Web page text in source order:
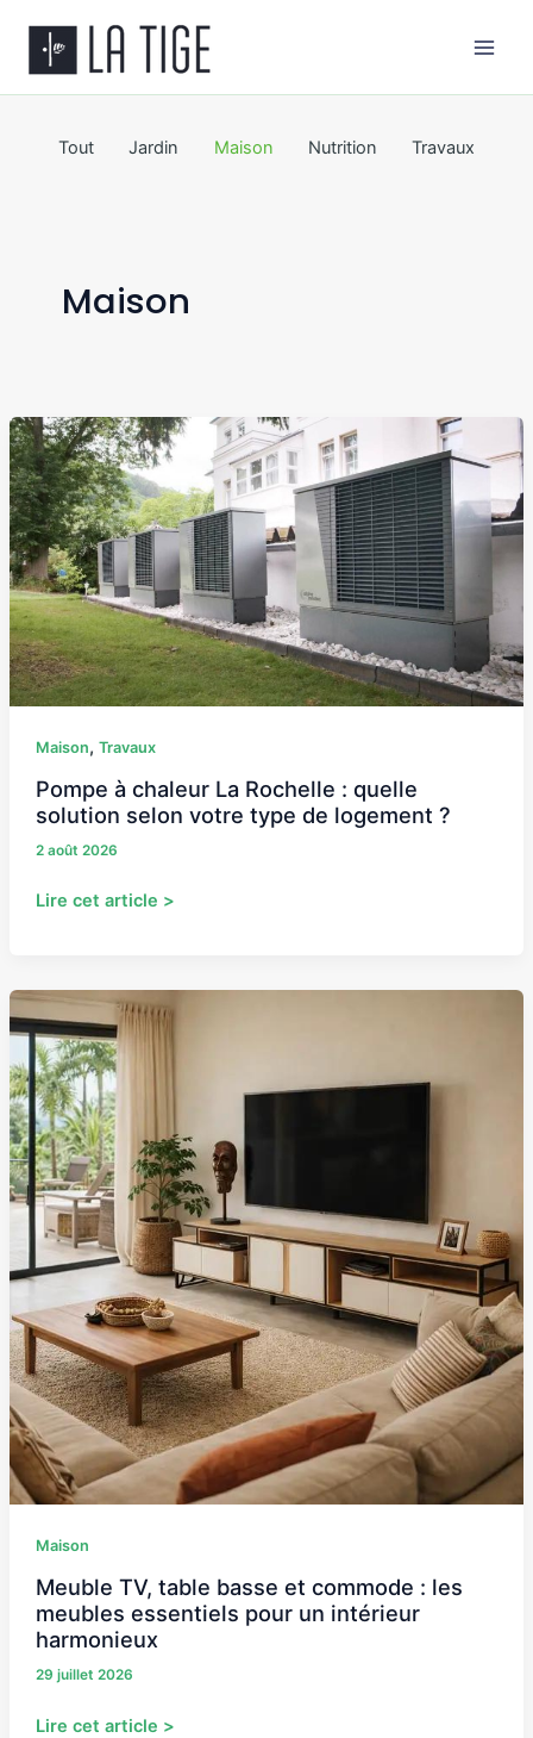
contenu
Tout Jardin Maison Nutrition Travaux
Maison
Maison, Travaux
Pompe à chaleur La Rochelle : quelle
solution selon votre type de logement ?
2 août 2026
Pompe
à
chaleur
La
Rochelle
:
quelle
solution
selon
votre
de
?
Lire cet article >
Maison
Meuble TV, table basse et commode : les
meubles essentiels pour un intérieur
harmonieux
29 juillet 2026
Meuble
TV,
table
basse
et
commode
:
les
meubles
essentiels
pour
un
intérieur
harmonieux
Lire cet article >